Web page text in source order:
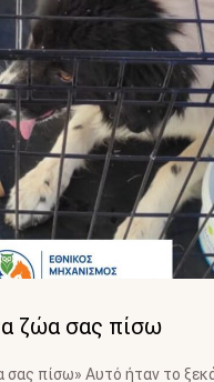
ζώα σας πίσω
πίσω» Αυτό ήταν το